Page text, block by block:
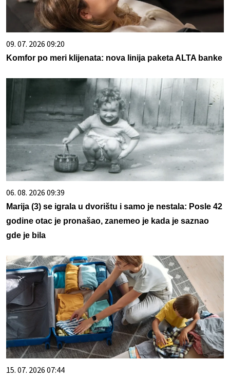
09. 07. 2026 09:20
Komfor po meri klijenata: nova linija paketa ALTA banke
06. 08. 2026 09:39
Marija (3) se igrala u dvorištu i samo je nestala: Posle 42
godine otac je pronašao, zanemeo je kada je saznao
gde je bila
15. 07. 2026 07:44